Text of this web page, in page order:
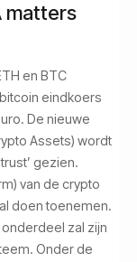
matters
en BTC
eindkoers
De nieuwe
Assets) wordt
gezien.
van de crypto
doen toenemen.
zal zijn
Onder de